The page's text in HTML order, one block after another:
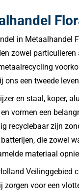
in
zowel
een tweede
en staal, koper,
vormen een
recyclebaar zijn
die
materiaal
voor een